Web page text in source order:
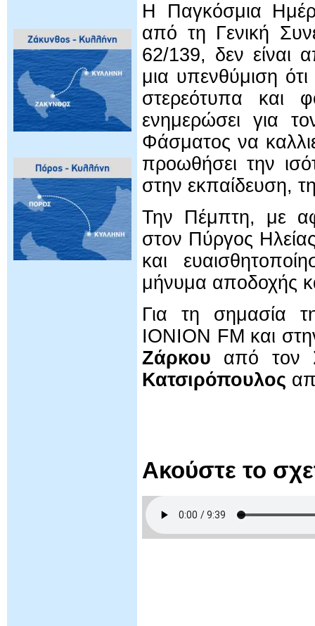
Η Παγκόσμια
από τη Γενική
62/139, δεν είναι
μια υπενθύμιση
στερεότυπα και
ενημερώσει για
Φάσματος να
προωθήσει την
στην εκπαίδευση,
Την Πέμπτη, με
στον Πύργος
και
μήνυμα αποδοχής
Για τη σημασία
IONION FM και
Ζάρκου από τον
Κατσιρόπουλος
Ακούστε το